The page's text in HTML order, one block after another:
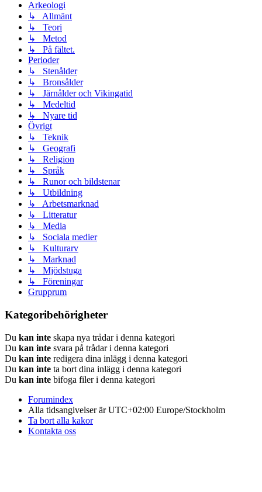
Arkeologi
↳ Allmänt
↳ Teori
↳ Metod
↳ På fältet.
Perioder
↳ Stenålder
↳ Bronsålder
↳ Järnålder och Vikingatid
↳ Medeltid
↳ Nyare tid
Övrigt
↳ Teknik
↳ Geografi
↳ Religion
↳ Språk
↳ Runor och bildstenar
↳ Utbildning
↳ Arbetsmarknad
↳ Litteratur
↳ Media
↳ Sociala medier
↳ Kulturarv
↳ Marknad
↳ Mjödstuga
↳ Föreningar
Grupprum
Kategoribehörigheter
Du kan inte skapa nya trådar i denna kategori
Du kan inte svara på trådar i denna kategori
Du kan inte redigera dina inlägg i denna kategori
Du kan inte ta bort dina inlägg i denna kategori
Du kan inte bifoga filer i denna kategori
Forumindex
Alla tidsangivelser är UTC+02:00 Europe/Stockholm
Ta bort alla kakor
Kontakta oss